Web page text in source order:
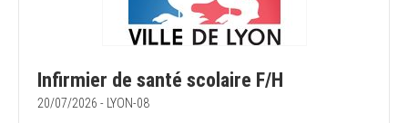
Infirmier de santé scolaire F/H
20/07/2026 - LYON-08